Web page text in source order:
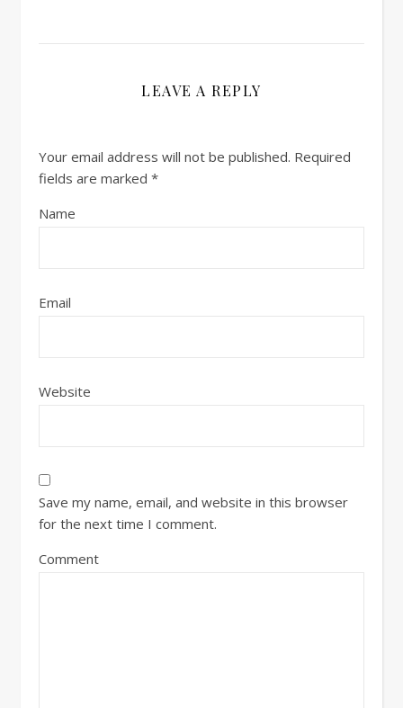
LEAVE A REPLY
Your email address will not be published. Required
fields are marked *
Name
Email
Website
Save my name, email, and website in this browser
for the next time I comment.
Comment